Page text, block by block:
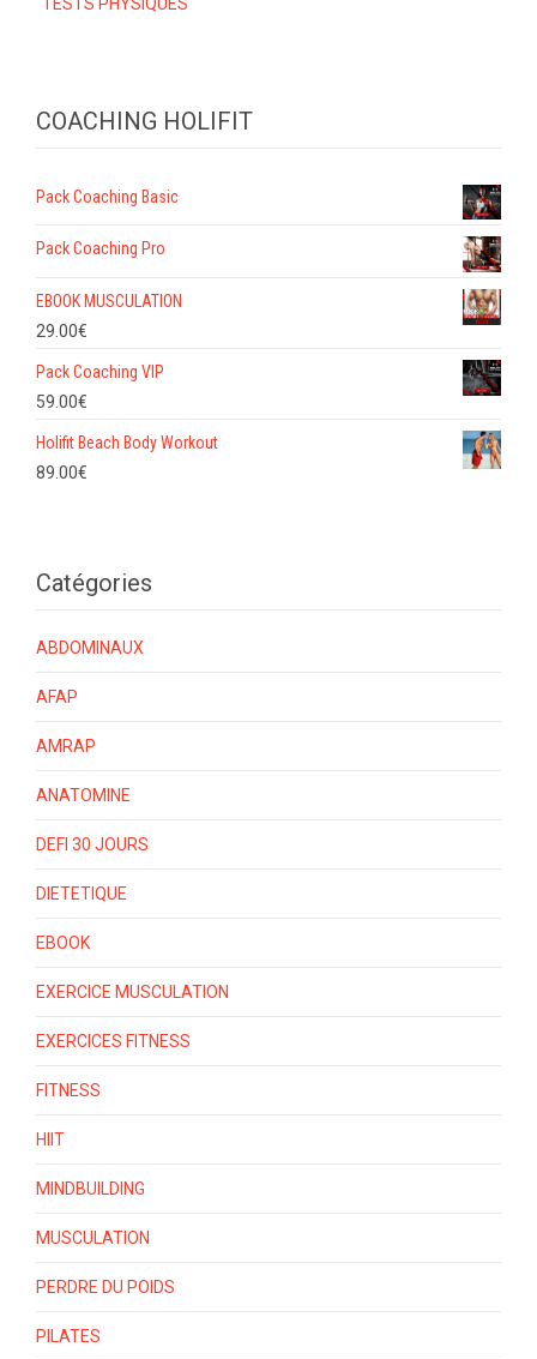
COACHING HOLIFIT
Pack Coaching Basic
Pack Coaching Pro
EBOOK MUSCULATION
29.00€
Pack Coaching VIP
59.00€
Holifit Beach Body Workout
89.00€
Catégories
ABDOMINAUX
AFAP
AMRAP
ANATOMINE
DEFI 30 JOURS
DIETETIQUE
EBOOK
EXERCICE MUSCULATION
EXERCICES FITNESS
FITNESS
HIIT
MINDBUILDING
MUSCULATION
PERDRE DU POIDS
PILATES